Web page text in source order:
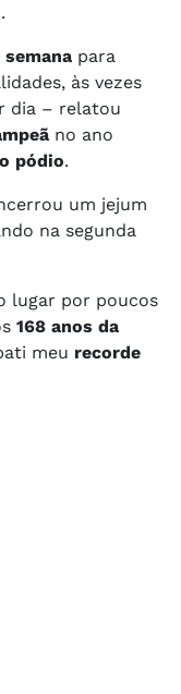
para
às vezes
dia – relatou
no ano
pódio.
um jejum
na segunda
lugar por poucos
168 anos da
meu recorde